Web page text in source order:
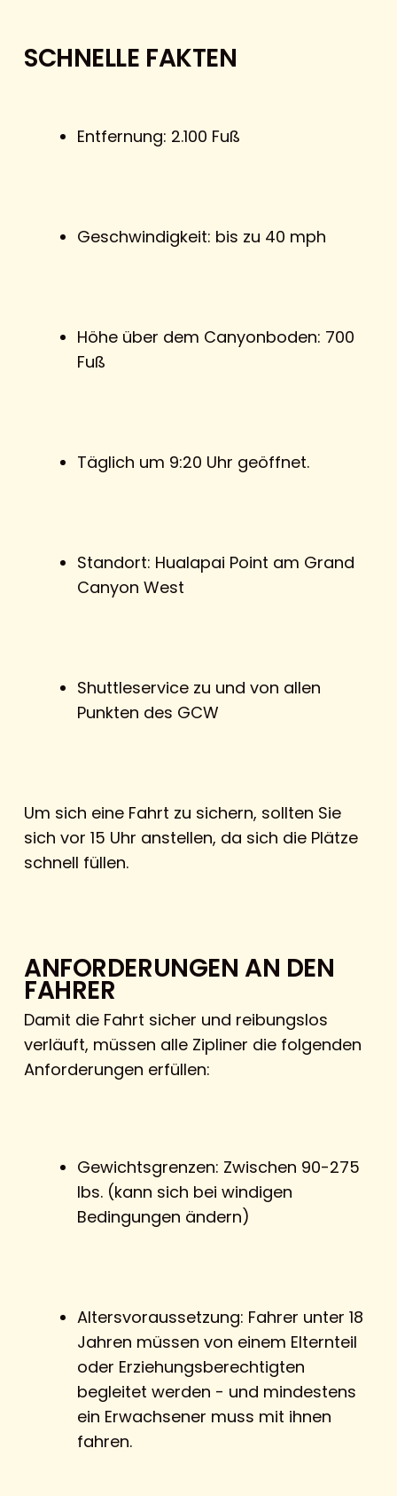
SCHNELLE FAKTEN
Entfernung: 2.100 Fuß
Geschwindigkeit: bis zu 40 mph
Höhe über dem Canyonboden: 700
Fuß
Täglich um 9:20 Uhr geöffnet.
Standort: Hualapai Point am Grand
Canyon West
Shuttleservice zu und von allen
Punkten des GCW
Um sich eine Fahrt zu sichern, sollten Sie
sich vor 15 Uhr anstellen, da sich die Plätze
schnell füllen.
ANFORDERUNGEN AN DEN
FAHRER
Damit die Fahrt sicher und reibungslos
verläuft, müssen alle Zipliner die folgenden
Anforderungen erfüllen:
Gewichtsgrenzen: Zwischen 90-275
lbs. (kann sich bei windigen
Bedingungen ändern)
Altersvoraussetzung: Fahrer unter 18
Jahren müssen von einem Elternteil
oder Erziehungsberechtigten
begleitet werden - und mindestens
ein Erwachsener muss mit ihnen
fahren.